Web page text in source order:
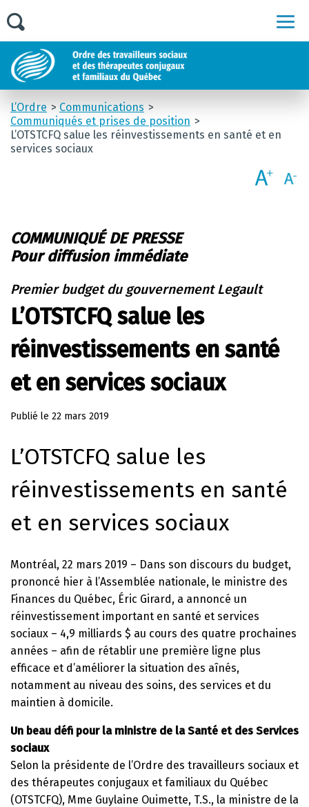
L’Ordre
Communications
Communiqués et prises de position
L’OTSTCFQ salue les réinvestissements en santé et en
services sociaux
COMMUNIQUÉ DE PRESSE
Pour diffusion immédiate
Premier budget du gouvernement Legault
L’OTSTCFQ salue les
réinvestissements en santé
et en services sociaux
Publié le 22 mars 2019
L’OTSTCFQ salue les
réinvestissements en santé
et en services sociaux
Montréal, 22 mars 2019 – Dans son discours du budget,
prononcé hier à l’Assemblée nationale, le ministre des
Finances du Québec, Éric Girard, a annoncé un
réinvestissement important en santé et services
sociaux – 4,9 milliards $ au cours des quatre prochaines
années – afin de rétablir une première ligne plus
efficace et d’améliorer la situation des aînés,
notamment au niveau des soins, des services et du
maintien à domicile.
Un beau défi pour la ministre de la Santé et des Services
sociaux
Selon la présidente de l’Ordre des travailleurs sociaux et
des thérapeutes conjugaux et familiaux du Québec
(OTSTCFQ), Mme Guylaine Ouimette, T.S., la ministre de la